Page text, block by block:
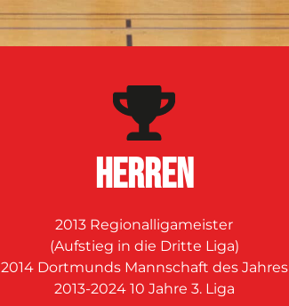
Herren
2013 Regionalligameister
(Aufstieg in die Dritte Liga)
2014 Dortmunds Mannschaft des Jahres
2013-2024 10 Jahre 3. Liga